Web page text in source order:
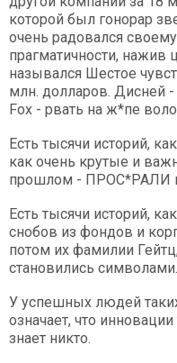
которой был гонорар
очень радовался
прагматичности,
назывался Шестое
млн. долларов. Дисней
Fox - рвать на ж*пе
Есть тысячи историй,
как очень крутые и
прошлом - ПРОС*РАЛИ
Есть тысячи историй,
снобов из фондов и
потом их фамилии
становились символами.
У успешных людей
означает, что
знает никто.